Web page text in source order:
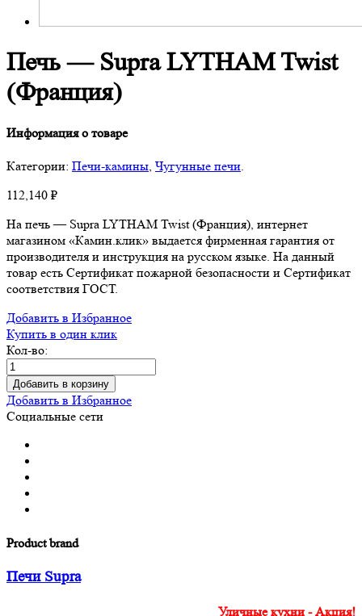
Печь — Supra LYTHAM Twist
(Франция)
Информация о товаре
Категории: Печи-камины, Чугунные печи.
112,140 ₽
На печь — Supra LYTHAM Twist (Франция), интернет
магазином «Камин.клик» выдается фирменная гарантия от
производителя и инструкция на русском языке. На данный
товар есть Сертификат пожарной безопасности и Сертификат
соответствия ГОСТ.
Добавить в Избранное
Купить в один клик
Кол-во:
Добавить в корзину
Добавить в Избранное
Социальные сети
Product brand
Печи Supra
Уличные кухни - Акция!